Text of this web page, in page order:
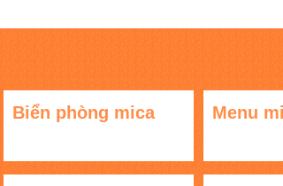
Biển phòng mica Menu